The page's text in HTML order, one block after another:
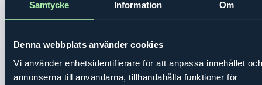
Samtycke Information Om
Denna webbplats använder cookies
Vi använder enhetsidentifierare för att anpassa innehållet och
annonserna till användarna, tillhandahålla funktioner för
MENY